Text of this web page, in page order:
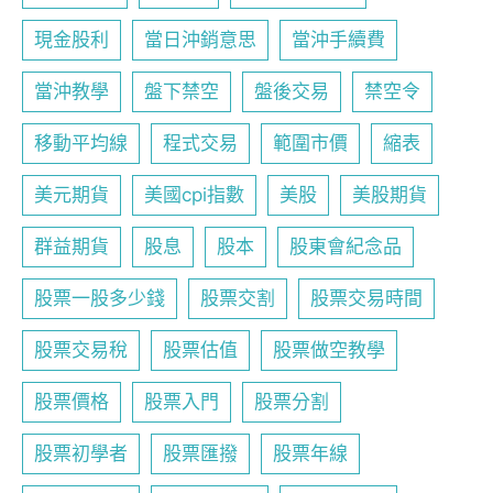
現金股利 當日沖銷意思 當沖手續費
當沖教學 盤下禁空 盤後交易 禁空令
移動平均線 程式交易 範圍市價 縮表
美元期貨 美國cpi指數 美股 美股期貨
群益期貨 股息 股本 股東會紀念品
股票一股多少錢 股票交割 股票交易時間
股票交易稅 股票估值 股票做空教學
股票價格 股票入門 股票分割
股票初學者 股票匯撥 股票年線